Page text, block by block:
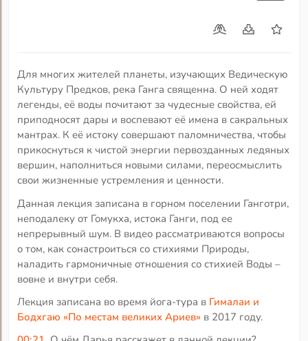
Для многих жителей планеты, изучающих Ведическую
Культуру Предков, река Ганга священна. О ней ходят
легенды, её воды почитают за чудесные свойства, ей
приподносят дары и воспевают её имена в сакральных
мантрах. К её истоку совершают паломничества, чтобы
прикоснуться к чистой энергии первозданных ледяных
вершин, наполниться новыми силами, переосмыслить
свои жизненные устремления и ценности.
Данная лекция записана в горном поселении Ганготри,
неподалеку от Гомукха, истока Ганги, под ее
непрерывный шум. В видео рассматриваются вопросы
о том, как сонастроиться со стихиями Природы,
наладить гармоничные отношения со стихией Воды –
вовне и внутри себя.
Лекция записана во время йога-тура в Гималаи и
Бодхгаю «По местам великих Ариев» в 2017 году.